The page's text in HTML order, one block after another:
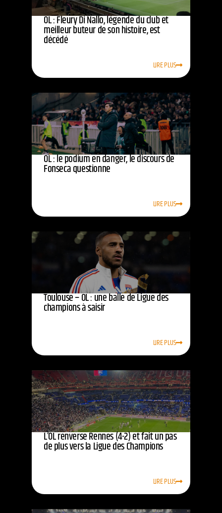
OL : Fleury Di Nallo, légende du club et
meilleur buteur de son histoire, est
décédé
LIRE PLUS
OL : le podium en danger, le discours de
Fonseca questionne
LIRE PLUS
Toulouse – OL : une balle de Ligue des
champions à saisir
LIRE PLUS
L’OL renverse Rennes (4-2) et fait un pas
de plus vers la Ligue des Champions
LIRE PLUS